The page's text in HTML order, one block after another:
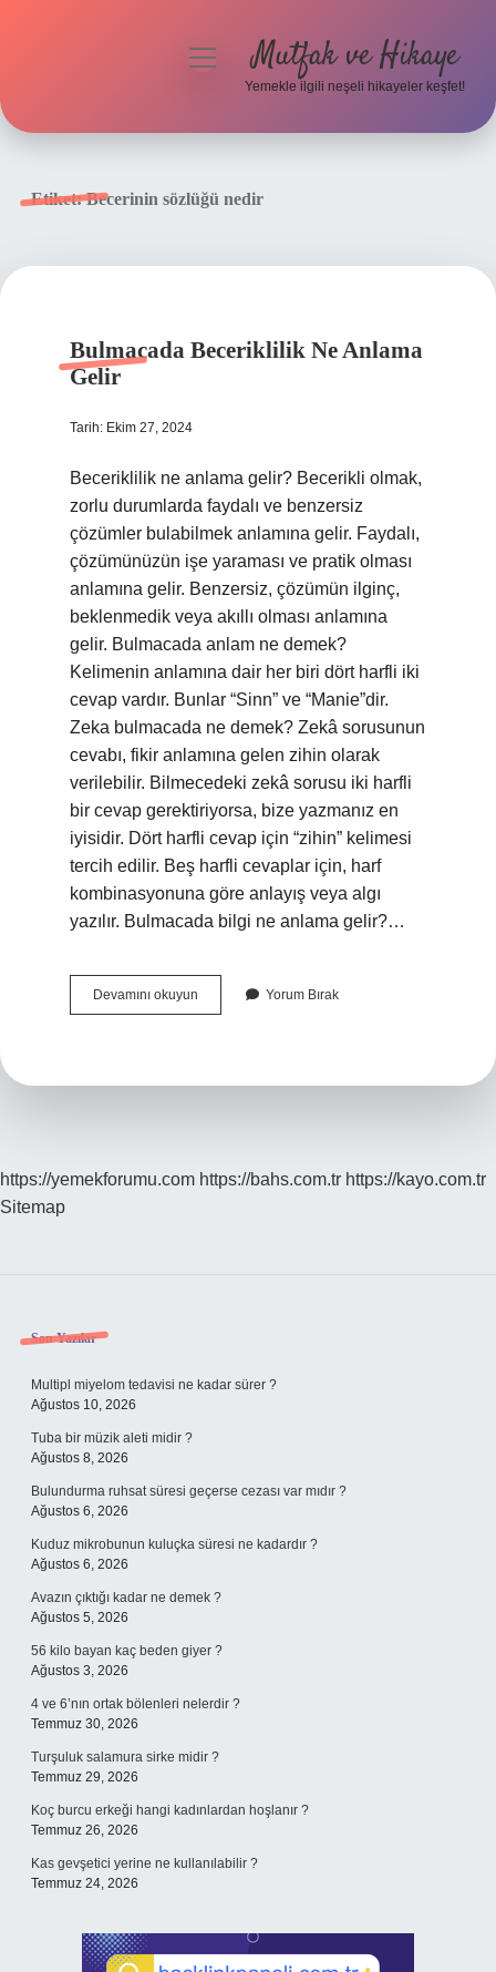
menüyüMutfak ve Hikaye
Yemekle ilgili neşeli hikayeler keşfet!
Etiket:Becerinin sözlüğü nedir
Bulmacada Beceriklilik Ne Anlama
Gelir
Tarih: Ekim 27, 2024
Beceriklilik ne anlama gelir? Becerikli olmak,
zorlu durumlarda faydalı ve benzersiz
çözümler bulabilmek anlamına gelir. Faydalı,
çözümünüzün işe yaraması ve pratik olması
anlamına gelir. Benzersiz, çözümün ilginç,
beklenmedik veya akıllı olması anlamına
gelir. Bulmacada anlam ne demek?
Kelimenin anlamına dair her biri dört harfli iki
cevap vardır. Bunlar “Sinn” ve “Manie”dir.
Zeka bulmacada ne demek? Zekâ sorusunun
cevabı, fikir anlamına gelen zihin olarak
verilebilir. Bilmecedeki zekâ sorusu iki harfli
bir cevap gerektiriyorsa, bize yazmanız en
iyisidir. Dört harfli cevap için “zihin” kelimesi
tercih edilir. Beş harfli cevaplar için, harf
kombinasyonuna göre anlayış veya algı
yazılır. Bulmacada bilgi ne anlama gelir?…
Devamını okuyun Bulmacada
Beceriklilik
Yorum Bırak
https://yemekforumu.com https://bahs.com.tr https://kayo.com.tr
Sitemap
Sidebar
Son Yazılar
Multipl miyelom tedavisi ne kadar sürer ?
Ağustos 10, 2026
Tuba bir müzik aleti midir ?
Ağustos 8, 2026
Bulundurma ruhsat süresi geçerse cezası var mıdır ?
Ağustos 6, 2026
Kuduz mikrobunun kuluçka süresi ne kadardır ?
Ağustos 6, 2026
Avazın çıktığı kadar ne demek ?
Ağustos 5, 2026
56 kilo bayan kaç beden giyer ?
Ağustos 3, 2026
4 ve 6’nın ortak bölenleri nelerdir ?
Temmuz 30, 2026
Turşuluk salamura sirke midir ?
Temmuz 29, 2026
Koç burcu erkeği hangi kadınlardan hoşlanır ?
Temmuz 26, 2026
Kas gevşetici yerine ne kullanılabilir ?
Temmuz 24, 2026